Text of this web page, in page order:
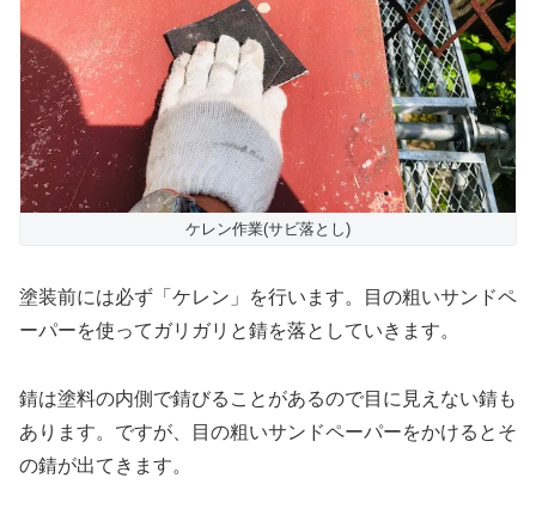
ケレン作業(サビ落とし)
塗装前には必ず「ケレン」を行います。目の粗いサンドペ
ーパーを使ってガリガリと錆を落としていきます。
錆は塗料の内側で錆びることがあるので目に見えない錆も
あります。ですが、目の粗いサンドペーパーをかけるとそ
の錆が出てきます。